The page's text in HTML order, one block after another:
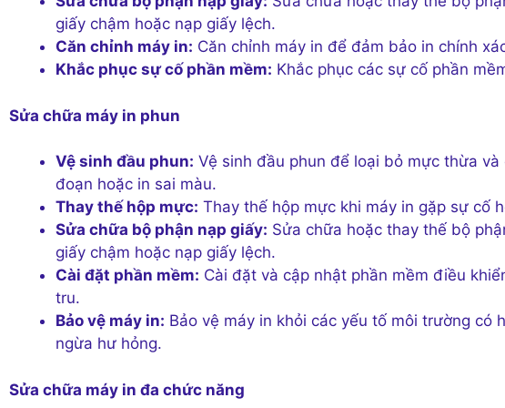
giấy chậm hoặc nạp giấy lệch.
Căn chỉnh máy in: Căn chỉnh máy in để đảm bảo in chính
Khắc phục sự cố phần mềm: Khắc phục các sự cố phần
Sửa chữa máy in phun
Vệ sinh đầu phun: Vệ sinh đầu phun để loại bỏ mực thừa
đoạn hoặc in sai màu.
Thay thế hộp mực: Thay thế hộp mực khi máy in gặp sự cố
Sửa chữa bộ phận nạp giấy: Sửa chữa hoặc thay thế bộ
giấy chậm hoặc nạp giấy lệch.
Cài đặt phần mềm: Cài đặt và cập nhật phần mềm điều
tru.
Bảo vệ máy in: Bảo vệ máy in khỏi các yếu tố môi trường có
ngừa hư hỏng.
Sửa chữa máy in đa chức năng